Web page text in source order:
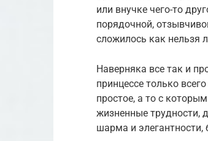
или внучке чего-то
порядочной,
сложилось как нельзя
Наверняка все так и
принцессе только
простое, а то с
жизненные трудности,
шарма и элегантности,